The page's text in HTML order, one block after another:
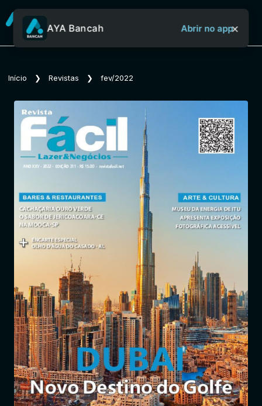
Sobre o Aya Bancah
Jornais
Notícias
Entrar
AYA Bancah Abrir no app×
Início ❯ Revistas ❯ fev/2022